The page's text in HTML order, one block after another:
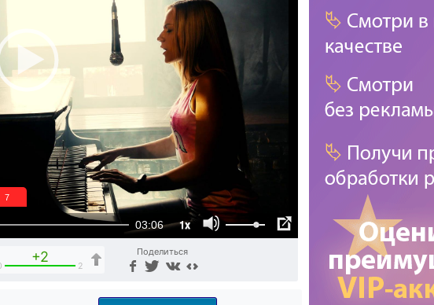
03:06 1x
6
+2
2
Поделиться